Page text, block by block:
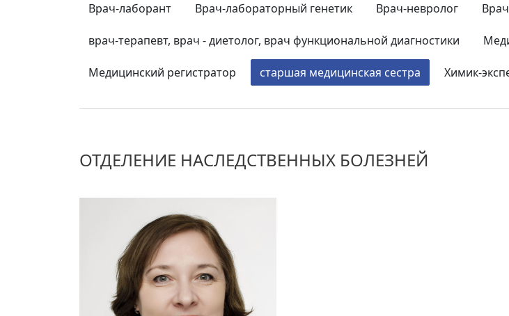
Врач-лаборант Врач-лабораторный генетик Врач-невролог
врач-терапевт, врач - диетолог, врач функциональной диагностики
Медицинский регистратор старшая медицинская сестра Химик-
ОТДЕЛЕНИЕ НАСЛЕДСТВЕННЫХ БОЛЕЗНЕЙ